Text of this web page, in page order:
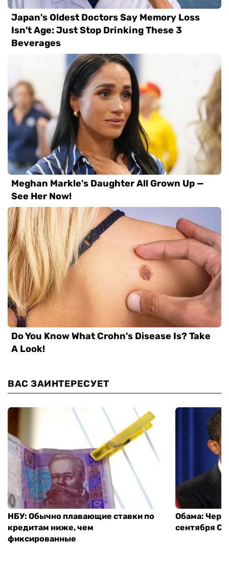
ВАС ЗАИНТЕРЕСУЕТ
НБУ: Обычно плавающие ставки по
кредитам ниже, чем
фиксированные
Обама:
сентября